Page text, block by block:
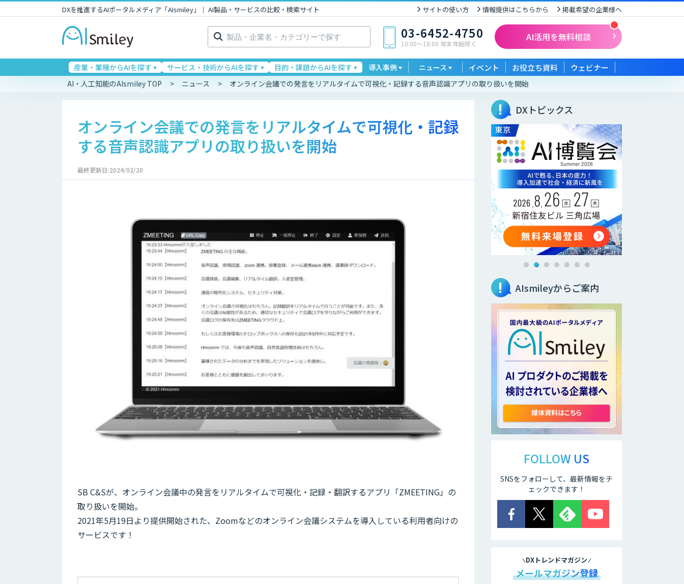
DXを推進するAIポータルメディア「AIsmiley」｜ AI製品・サービスの比較・検索サイト サイトの使い方 情報提供はこちらから 掲載希望の企業様へ
検
索: 03-6452-4750
10:00〜18:00 年末年始除く
AI活用を無料相談
産業・業種からAIを探す サービス・技術からAIを探す 目的・課題からAIを探す 導入事例 ニュース イベント お役立ち資料 ウェビナー
AI・人工知能のAIsmiley TOP ニュース オンライン会議での発言をリアルタイムで可視化・記録する音声認識アプリの取り扱いを開始
オンライン会議での発言をリアルタイムで可視化・記録
する音声認識アプリの取り扱いを開始
最終更新日:2024/02/20
SB C&Sが、オンライン会議中の発言をリアルタイムで可視化・記録・翻訳するアプリ「ZMEETING」の
取り扱いを開始。
2021年5月19日より提供開始された、Zoomなどのオンライン会議システムを導入している利用者向けの
サービスです！
DXトピックス
AIsmileyからご案内
FOLLOW US
SNSをフォローして、最新情報をチ
ェックできます！
DXトレンドマガジン
メールマガジン登録